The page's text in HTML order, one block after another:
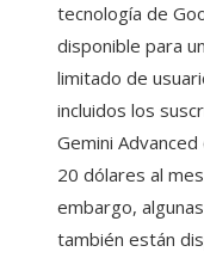
tecnología de
disponible para
limitado de
incluidos los
Gemini Advanced
20 dólares al
embargo,
también están